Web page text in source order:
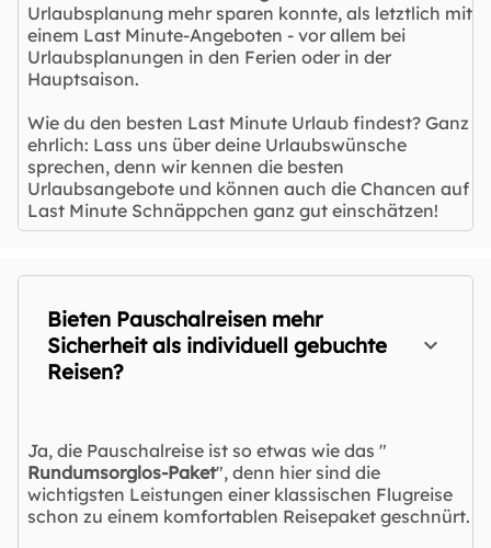
Urlaubsplanung mehr sparen konnte, als letztlich mit
einem Last Minute-Angeboten - vor allem bei
Urlaubsplanungen in den Ferien oder in der
Hauptsaison.
Wie du den besten Last Minute Urlaub findest? Ganz
ehrlich: Lass uns über deine Urlaubswünsche
sprechen, denn wir kennen die besten
Urlaubsangebote und können auch die Chancen auf
Last Minute Schnäppchen ganz gut einschätzen!
Bieten Pauschalreisen mehr
Sicherheit als individuell gebuchte
Reisen?
Ja, die Pauschalreise ist so etwas wie das "
Rundumsorglos-Paket", denn hier sind die
wichtigsten Leistungen einer klassischen Flugreise
schon zu einem komfortablen Reisepaket geschnürt.